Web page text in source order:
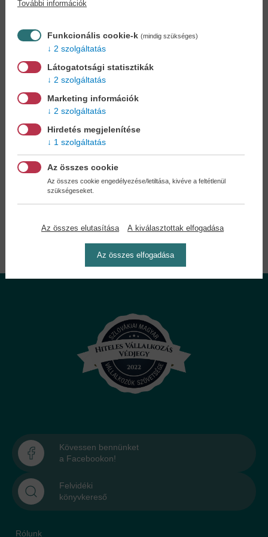
könyve beszerzését!Könyvkereső-szolgálat
Otthonában, kényelmesen
könyvet - tumultus nélkül!
Kedvezmények, nyereményjátékok,
Ön is!
A legelőnyösebb postaköltséggel
Önnek semmiféle kötelezettsége a Családi
Kövessen bennünket
a Facebookon!
Felvidéki
könyvkereső
Rólunk
További információk
Funkcionális cookie-k (mindig szükséges)
2 szolgáltatás
Látogatotsági statisztikák
2 szolgáltatás
Marketing információk
2 szolgáltatás
Hirdetés megjelenítése
1 szolgáltatás
Az összes cookie
Az összes cookie engedélyezése/letiltása, kivéve a feltétlenül
szükségeseket.
Az összes elutasítása A kiválasztottak elfogadása
Az összes elfogadása